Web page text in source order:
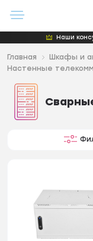
Наши
Главная
Шкафы и
Настенные